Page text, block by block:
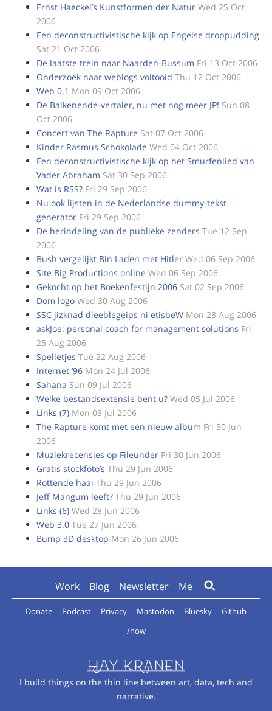
Ernst Haeckel’s Kunstformen der Natur Wed 25 Oct
2006
Een deconstructivistische kijk op Engelse droppudding
Sat 21 Oct 2006
De laatste trein naar Naarden-Bussum Fri 13 Oct 2006
Onderzoek naar weblogs voltooid Thu 12 Oct 2006
Web 0.1 Mon 09 Oct 2006
De Balkenende-vertaler, nu met nog meer JP! Sun 08
Oct 2006
Concert van The Rapture Sat 07 Oct 2006
Kinder Rasmus Schokolade Wed 04 Oct 2006
Een deconstructivistische kijk op het Smurfenlied van
Vader Abraham Sat 30 Sep 2006
Wat is RSS? Fri 29 Sep 2006
Nu ook lijsten in de Nederlandse dummy-tekst
generator Fri 29 Sep 2006
De herindeling van de publieke zenders Tue 12 Sep
2006
Bush vergelijkt Bin Laden met Hitler Wed 06 Sep 2006
Site Big Productions online Wed 06 Sep 2006
Gekocht op het Boekenfestijn 2006 Sat 02 Sep 2006
Dom logo Wed 30 Aug 2006
SSC jizknad dleeblegeips ni etisbeW Mon 28 Aug 2006
askJoe: personal coach for management solutions Fri
25 Aug 2006
Spelletjes Tue 22 Aug 2006
Internet ’96 Mon 24 Jul 2006
Sahana Sun 09 Jul 2006
Welke bestandsextensie bent u? Wed 05 Jul 2006
Links (7) Mon 03 Jul 2006
The Rapture komt met een nieuw album Fri 30 Jun
2006
Muziekrecensies op Fileunder Fri 30 Jun 2006
Gratis stockfoto’s Thu 29 Jun 2006
Rottende haai Thu 29 Jun 2006
Jeff Mangum leeft? Thu 29 Jun 2006
Links (6) Wed 28 Jun 2006
Web 3.0 Tue 27 Jun 2006
Bump 3D desktop Mon 26 Jun 2006
I build things on the thin line between art, data, tech and
narrative.
Work Blog Newsletter Me
Donate Podcast Privacy Mastodon Bluesky
Github
/now